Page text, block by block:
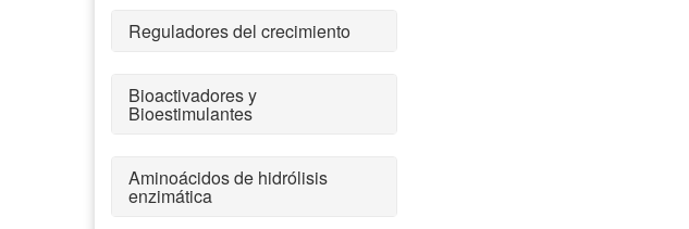
Reguladores del crecimiento
Bioactivadores y
Bioestimulantes
Aminoácidos de hidrólisis
enzimática